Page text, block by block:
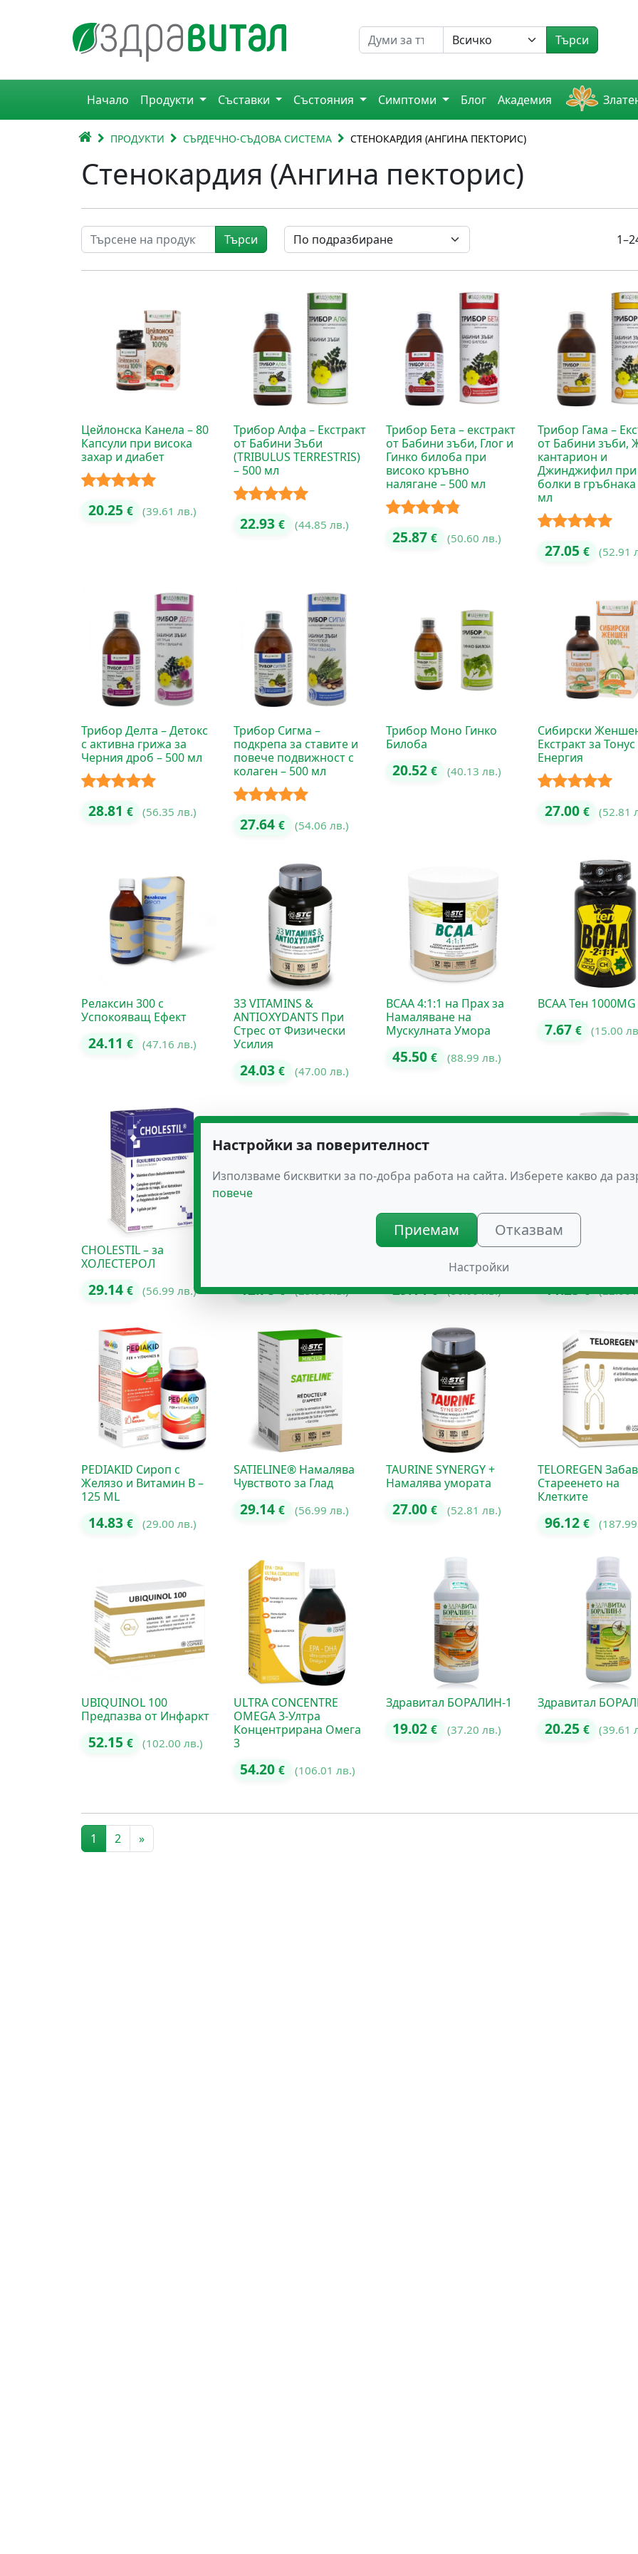
Горна навигация
Търсене на Търси
Главна навигация
Начало Продукти Съставки Състояния Симптоми Блог Академия
НАЧАЛОПРОДУКТИ СЪРДЕЧНО-СЪДОВА СИСТЕМА СТЕНОКАРДИЯ (АНГИНА ПЕКТОРИС)
Стенокардия (Ангина пекторис)
Търси
Цейлонска Канела – 80
Капсули при висока
захар и диабет
Оценено с
20.25 € (39.61 лв.)
Трибор Алфа – Екстракт
от Бабини Зъби
(TRIBULUS TERRESTRIS)
– 500 мл
Оценено с
22.93€ (44.85 лв.)
Трибор Бета – екстракт
от Бабини зъби, Глог и
Гинко билоба при
високо кръвно
налягане – 500 мл
Оценено с
25.87€ (50.60 лв.)
Трибор Гама –
от Бабини зъби,
кантарион и
Джинджифил при
болки в гръбнака
мл
Оценено с
27.05 € (52.91
Трибор Делта – Детокс
с активна грижа за
Черния дроб – 500 мл
Оценено с
28.81 € (56.35 лв.)
Трибор Сигма –
подкрепа за ставите и
повече подвижност с
колаген – 500 мл
Оценено с
27.64€ (54.06 лв.)
Трибор Моно Гинко
Билоба
20.52€ (40.13 лв.)
Сибирски
Екстракт за Тонус
Енергия
Оценено с
27.00 € (52.81
Релаксин 300 с
Успокояващ Ефект
24.11 € (47.16 лв.)
33 VITAMINS &
ANTIOXYDANTS При
Стрес от Физически
Усилия
24.03€ (47.00 лв.)
BCAA 4:1:1 на Прах за
Намаляване на
Мускулната Умора
45.50€ (88.99 лв.)
BCAA Тен
7.67 € (15.00
CHOLESTIL – за
ХОЛЕСТЕРОЛ
29.14 € (56.99 лв.) 12.78€ (25.00 лв.)
KILLERCAL® Намалява
Приема на Калории
29.14€ (56.99 лв.)
MAGNECIT
11.25€ (22.00
PEDIAKID Сироп с
Желязо и Витамин B –
125 ML
14.83 € (29.00 лв.)
SATIELINE® Намалява
Чувството за Глад
29.14€ (56.99 лв.)
TAURINE SYNERGY +
Намалява умората
27.00€ (52.81 лв.)
TELOREGEN
Стареенето на
Клетките
96.12 €
UBIQUINOL 100
Предпазва от Инфаркт
52.15 € (102.00 лв.)
ULTRA CONCENTRE
OMEGA 3-Ултра
Концентрирана Омега
3
54.20€ (106.01 лв.)
Здравитал БОРАЛИН-1
19.02€ (37.20 лв.)
Здравитал
20.25 € (39.61
Posts navigation
1 2 »
Настройки за поверителност
Използваме бисквитки за по-добра работа на сайта. Изберете какво да
повече
Приемам Отказвам
Настройки